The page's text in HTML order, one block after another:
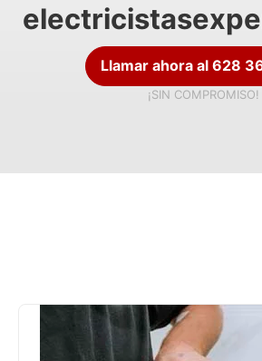
Llamar ahora al 628
¡SIN COMPROMISO!